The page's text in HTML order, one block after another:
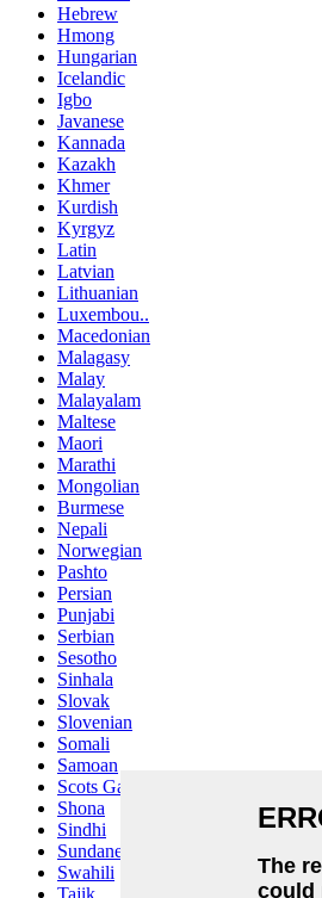
Hebrew
Hmong
Hungarian
Icelandic
Igbo
Javanese
Kannada
Kazakh
Khmer
Kurdish
Kyrgyz
Latin
Latvian
Lithuanian
Luxembou..
Macedonian
Malagasy
Malay
Malayalam
Maltese
Maori
Marathi
Mongolian
Burmese
Nepali
Norwegian
Pashto
Persian
Punjabi
Serbian
Sesotho
Sinhala
Slovak
Slovenian
Somali
Samoan
Scots Gaelic
Shona
Sindhi
Sundanese
Swahili